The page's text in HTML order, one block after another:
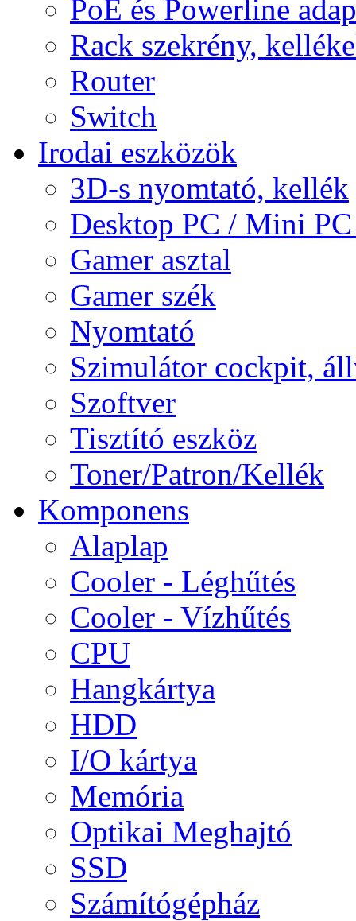
PoE és Powerline
Rack szekrény,
Router
Switch
Irodai eszközök
3D-s nyomtató, kellék
Desktop PC / Mini
Gamer asztal
Gamer szék
Nyomtató
Szimulátor cockpit,
Szoftver
Tisztító eszköz
Toner/Patron/Kellék
Komponens
Alaplap
Cooler - Léghűtés
Cooler - Vízhűtés
CPU
Hangkártya
HDD
I/O kártya
Memória
Optikai Meghajtó
SSD
Számítógépház